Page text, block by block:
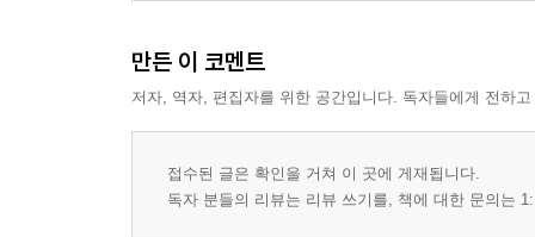
만든 이 코멘트
저자, 역자, 편집자를 위한 공간입니다. 독자들에게 전하
접수된 글은 확인을 거쳐 이 곳에 게재됩니다.
독자 분들의 리뷰는 리뷰 쓰기를, 책에 대한 문의는